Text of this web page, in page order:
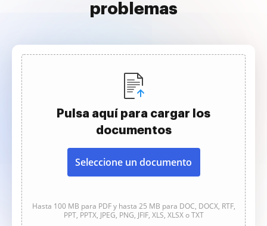
problemas
Pulsa aquí para cargar los
documentos
Seleccione un documento
Hasta 100 MB para PDF y hasta 25 MB para DOC, DOCX, RTF,
PPT, PPTX, JPEG, PNG, JFIF, XLS, XLSX o TXT